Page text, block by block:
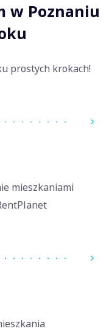
w Poznaniu
prostych krokach!
mieszkaniami